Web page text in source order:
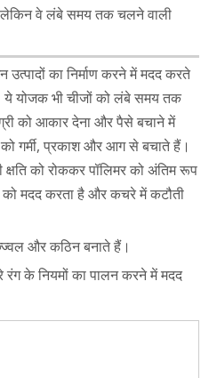
वे लंबे समय तक चलने वाली
उत्पादों का निर्माण करने में मदद करते
ये योजक भी चीजों को लंबे समय तक
को आकार देना और पैसे बचाने में
गर्मी, प्रकाश और आग से बचाते हैं।
क्षति को रोककर पॉलिमर को अंतिम रूप
मदद करता है और कचरे में कटौती
और कठिन बनाते हैं।
रंग के नियमों का पालन करने में मदद